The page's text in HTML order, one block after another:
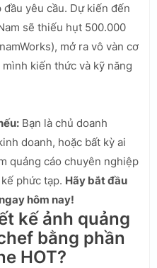
yêu cầu. Dự kiến đến
sẽ thiếu hụt 500.000
mở ra vô vàn cơ
kiến thức và kỹ năng
Bạn là chủ doanh
doanh, hoặc bất kỳ ai
quảng cáo chuyên nghiệp
phức tạp. Hãy bắt đầu
hôm nay!
kế ảnh quảng
bằng phần
HOT?